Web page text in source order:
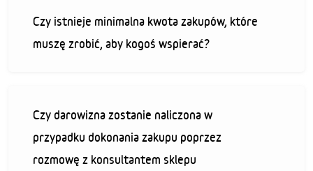
Czy istnieje minimalna kwota zakupów, które
muszę zrobić, aby kogoś wspierać?
Czy darowizna zostanie naliczona w
przypadku dokonania zakupu poprzez
rozmowę z konsultantem sklepu